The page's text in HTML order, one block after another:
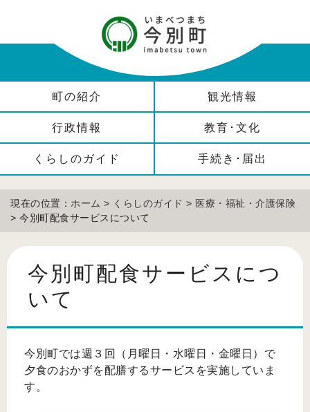
町の紹介 観光情報
行政情報 教育･文化
くらしのガイド 手続き･届出
現在の位置： ホーム > くらしのガイド > 医療・福祉・介護保険
> 今別町配食サービスについて
今別町配食サービスにつ
いて
今別町では週３回（月曜日・水曜日・金曜日）で
夕食のおかずを配膳するサービスを実施していま
す。